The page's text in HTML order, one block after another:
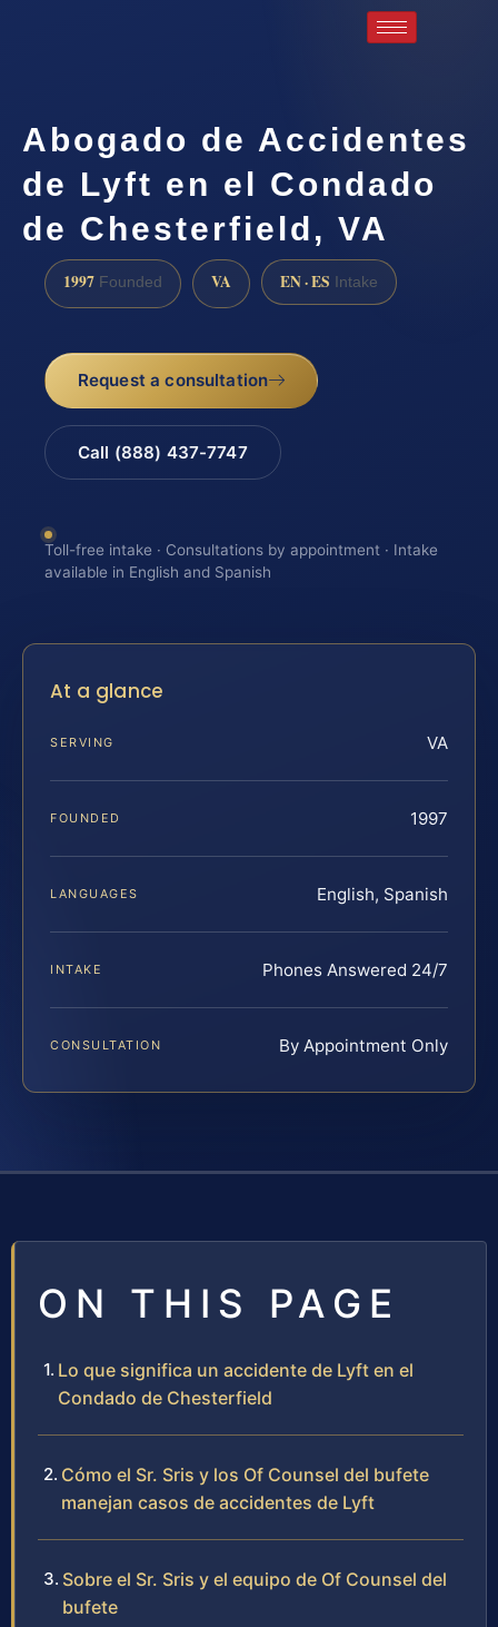
Abogado de Accidentes
de Lyft en el Condado
de Chesterfield, VA
1997 Founded VA EN · ES Intake
Request a consultation
Call (888) 437-7747
Toll-free intake · Consultations by appointment · Intake
available in English and Spanish
At a glance
SERVING VA
FOUNDED 1997
LANGUAGES English, Spanish
INTAKE Phones Answered 24/7
CONSULTATION By Appointment Only
ON THIS PAGE
Lo que significa un accidente de Lyft en el
Condado de Chesterfield
Cómo el Sr. Sris y los Of Counsel del bufete
manejan casos de accidentes de Lyft
Sobre el Sr. Sris y el equipo de Of Counsel del
bufete